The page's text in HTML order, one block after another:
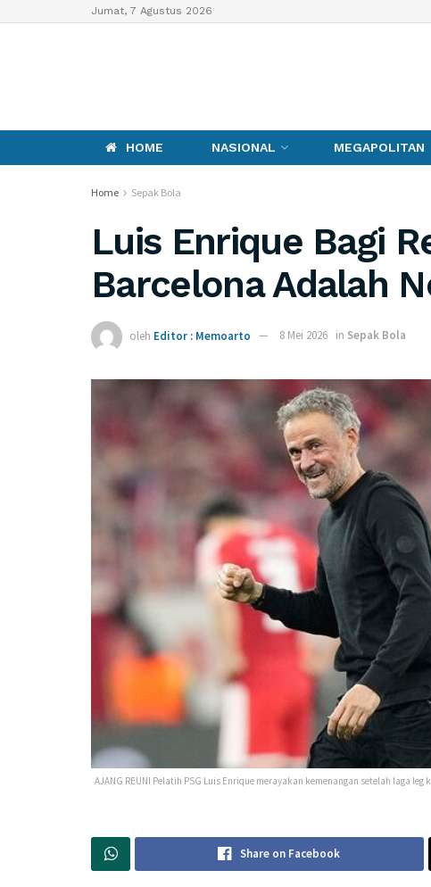
Jumat, 7 Agustus 2026
HOME NASIONAL MEGAPOLITAN
Home Sepak Bola
Luis Enrique Bagi
Barcelona Adalah
oleh Editor : Memoarto 8 Mei 2026 in Sepak Bola
AJANG REUNI Pelatih PSG Luis Enrique merayakan kemenangan setelah laga
Share on Facebook